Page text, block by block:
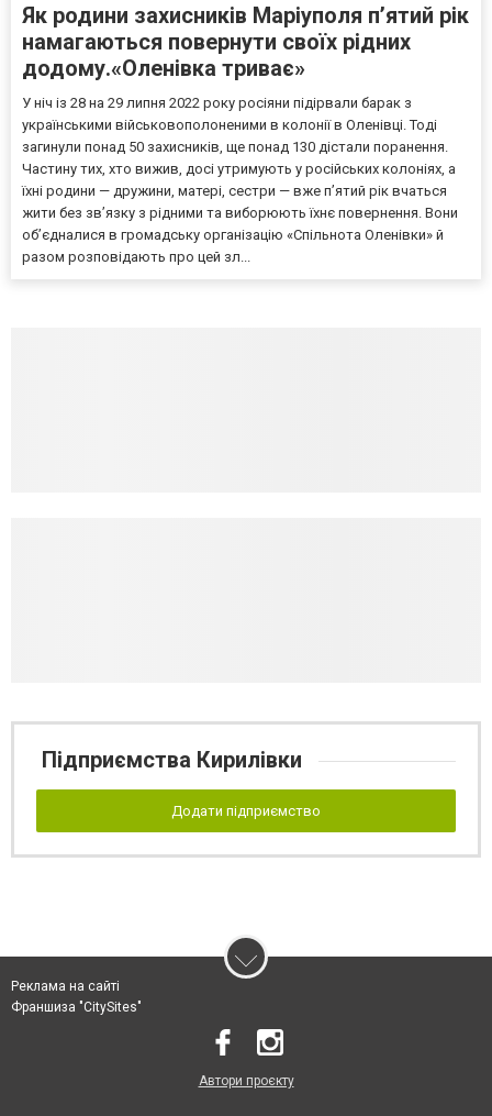
Як родини захисників Маріуполя пʼятий рік
намагаються повернути своїх рідних
додому.«Оленівка триває»
У ніч із 28 на 29 липня 2022 року росіяни підірвали барак з
українськими військовополоненими в колонії в Оленівці. Тоді
загинули понад 50 захисників, ще понад 130 дістали поранення.
Частину тих, хто вижив, досі утримують у російських колоніях, а
їхні родини — дружини, матері, сестри — вже п’ятий рік вчаться
жити без зв’язку з рідними та виборюють їхнє повернення. Вони
об’єдналися в громадську організацію «Спільнота Оленівки» й
разом розповідають про цей зл...
Підприємства Кирилівки
Додати підприємство
Реклама на сайті
Франшиза "CitySites"
Автори проєкту